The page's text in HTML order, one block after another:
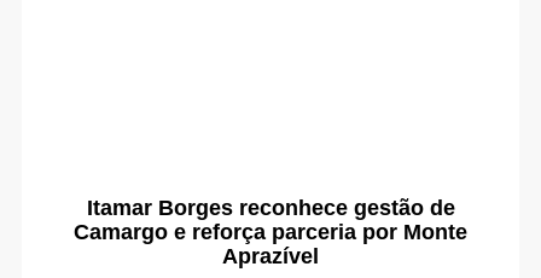
Itamar Borges reconhece gestão de
Camargo e reforça parceria por Monte
Aprazível